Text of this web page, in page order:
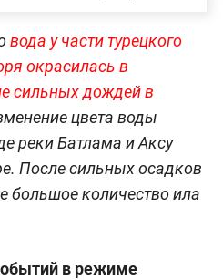
вода у части турецкого
окрасилась в
сильных дождей в
цвета воды
реки Батлама и Аксу
После сильных осадков
большое количество ила
в режиме